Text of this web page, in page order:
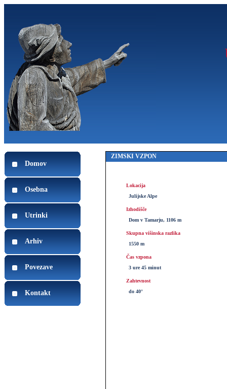
Domov
Osebna
Utrinki
Arhiv
Povezave
Kontakt
ZIMSKI VZPON
Lokacija
Julijske Alpe
Izhodišče
Dom v Tamarju, 1106 m
Skupna višinska razlika
1550 m
Čas vzpona
3 ure 45 minut
Zahtevnost
do 40°